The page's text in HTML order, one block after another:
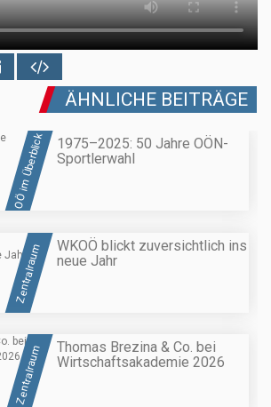
ÄHNLICHE BEITRÄGE
OÖ im Überblick
1975–2025: 50 Jahre OÖN-
Sportlerwahl
Zentralraum
WKOÖ blickt zuversichtlich ins
neue Jahr
Zentralraum
Thomas Brezina & Co. bei
Wirtschaftsakademie 2026